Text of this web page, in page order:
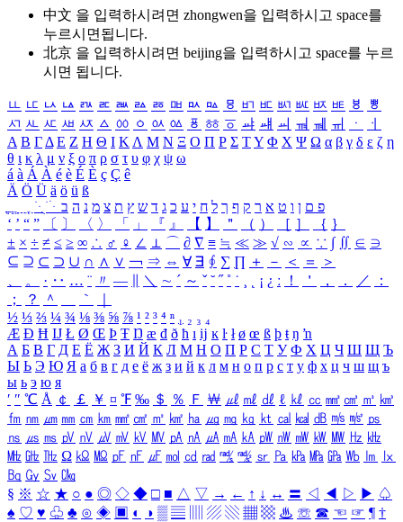
中文 을 입력하시려면 zhongwen을 입력하시고 space를
누르시면됩니다.
北京 을 입력하시려면 beijing을 입력하시고 space를 누르
시면 됩니다.
ㅥ ㅦ ㅧ ㅨ ㅩ ㅪ ㅫ ㅬ ㅭ ㅮ ㅯ ㅰ ㅱ ㅲ ㅳ ㅴ ㅵ ㅶ ㅷ ㅸ
ㅹ
ㅺ ㅻ ㅼ ㅽ ㅾ ㅿ ㆀ ㆁ ㆂ ㆃ ㆄ ㆅ ㆆ ㆇ ㆈ ㆉ ㆊ ㆋ ㆌ ㆍ
ㆎ
Α Β ΓΔ Ε Ζ Η Θ Ι ΚΛ Μ Ν Ξ Ο Π Ρ Σ ΤΥ Φ Χ Ψ Ω α β γ δ ε ζ η
θ ι κ λ μ ν ξ ο π ρ σ τ υ φ χ ψ ω
á à Á À é è É È ç Ç ê
Ä Ö Ü ä ö ü ß
ִֶֹ ֻּ ׁׂ פ ם ן ו ט א ר ק ף ך ל ח י ע כ ג ד ש ץ ת צ מ נ ה ב
‘ ’ “ ” 〔 〕 〈 〉 「 」 『 』 【 】 ＂ （ ） ［ ］ ｛ ｝
± × ÷ ≠ ≤ ≥ ∞ ∴ ♂ ♀ ∠ ⊥ ⌒ ∂ ∇ ≡ ≒ ≪ ≫ √ ∽ ∝ ∵ ∫ ∬ ∈ ∋
⊆ ⊇ ⊂ ⊃ ∪ ∩ ∧ ∨ ￢ ⇒ ⇔ ∀ ∃ ∮ ∑ ∏ ＋ － ＜ ＝
＞
、
。 · ‥ … ¨ 〃 ― ＼ ∼ ´ ～ ˇ ˘ ˝ ˚ ˙ ¸ ¡ ¿ ː ！ ＇ ， ． ／
：
；
？ ＾ ｀
½ ⅓ ⅔ ¼ ¾ ⅛ ⅜ ⅝ ⅞ ¹ ² ³ ⁴ ⁿ ₁ ₂ ₃ ₄
Æ Ð Ħ Ĳ Ł Ø Œ Þ Ŧ Ŋ æ đ ð ħ ı ĳ ĸ ŀ ł ø œ ß þ ŧ ŋ ŉ
А Б В Г Д Е Ё Ж З И Й К Л М Н О П Р С Т У Ф Х Ц Ч Ш Щ Ъ
Ы Ь Э Ю Я а б в г д е ё ж з и й к л м н о п р с т у ф х ц ч ш щ ъ
ы ь э ю я
′ ″ ℃ Å ￠ ￡ ￥ ¤ ℉ ‰ ＄ ％ Ｆ ￦ ㎕ ㎖ ㎗ ℓ ㎘ ㏄ ㎣ ㎤ ㎥ ㎦
㎙ ㎚ ㎛ ㎜ ㎝ ㎞ ㎟ ㎠ ㎡ ㎢ ㏊ ㎍ ㎎ ㎏ ㏏ ㎈ ㎉ ㏈ ㎧ ㎨ ㎰
㎱ ㎲ ㎳ ㎴ ㎵ ㎶ ㎷ ㎸ ㎹ ㎀ ㎁ ㎂ ㎃ ㎄ ㎺ ㎻ ㎽ ㎾ ㎿ ㎐ ㎑
㎒ ㎓ ㎔ Ω ㏀ ㏁ ㎊ ㎋ ㎌ ㏖ ㏅ ㎭ ㎮ ㎯ ㏛ ㎩ ㎪ ㎫ ㎬ ㏝ ㏐
㏓
㏃ ㏉ ㏜ ㏆
§ ※ ☆ ★ ○ ● ◎ ◇ ◆ □ ■ △ ▽ → ← ↑ ↓ ↔ 〓 ◁ ◀ ▷ ▶ ♤
♠ ♡ ♥ ♧ ♣ ⊙ ◈ ▣ ◐ ◑ ▒ ▤ ▨ ▧ ▦ ▩ ♨ ☏ ☎ ☜ ☞ ¶ †